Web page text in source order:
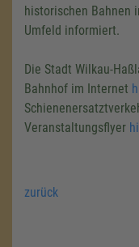
historischen Bahnen
Umfeld informiert.
Die Stadt Wilkau-
Bahnhof im Internet
Veranstaltungsflyer
zurück